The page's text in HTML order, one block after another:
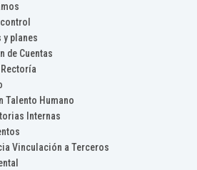
y planes
de Cuentas
Talento Humano
Internas
Vinculación a Terceros